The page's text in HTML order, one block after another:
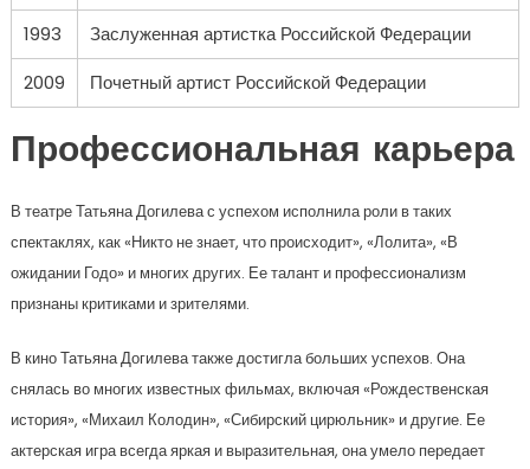
1993
Заслуженная артистка Российской Федерации
2009
Почетный артист Российской Федерации
Профессиональная карьера
В театре Татьяна Догилева с успехом исполнила роли в таких
спектаклях, как «Никто не знает, что происходит», «Лолита», «В
ожидании Годо» и многих других. Ее талант и профессионализм
признаны критиками и зрителями.
В кино Татьяна Догилева также достигла больших успехов. Она
снялась во многих известных фильмах, включая «Рождественская
история», «Михаил Колодин», «Сибирский цирюльник» и другие. Ее
актерская игра всегда яркая и выразительная, она умело передает